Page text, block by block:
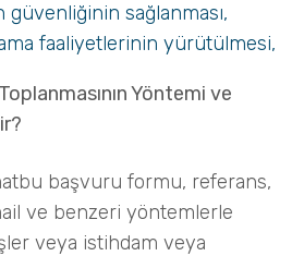
güvenliğinin sağlanması,
faaliyetlerinin yürütülmesi,
Yöntemi ve
başvuru formu, referans,
ve benzeri yöntemlerle
veya istihdam veya